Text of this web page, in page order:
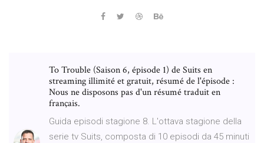
To Trouble (Saison 6, épisode 1) de Suits en
streaming illimité et gratuit, résumé de l'épisode :
Nous ne disposons pas d'un résumé traduit en
français.
Guida episodi stagione 8. L'ottava stagione della
serie tv Suits, composta di 10 episodi da 45 minuti